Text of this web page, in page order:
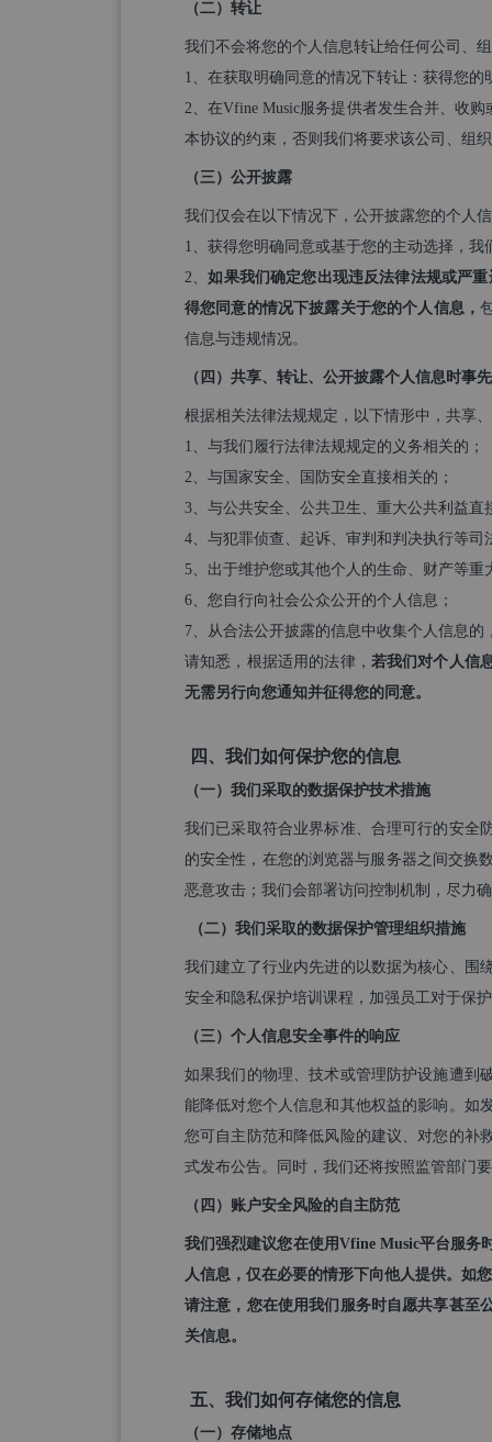
（二）转让
我们不会将您的个人信息转让给任何公司、
1、在获取明确同意的情况下转让：获得您
2、在Vfine Music服务提供者发生合并、收
本协议的约束，否则我们将要求该公司、组
（三）公开披露
我们仅会在以下情况下，公开披露您的个人
1、获得您明确同意或基于您的主动选择，
2、如果我们确定您出现违反法律法规或严
得您同意的情况下披露关于您的个人信息，
信息与违规情况。
（四）共享、转让、公开披露个人信息时事
根据相关法律法规规定，以下情形中，共享
1、与我们履行法律法规规定的义务相关的；
2、与国家安全、国防安全直接相关的；
3、与公共安全、公共卫生、重大公共利益直
4、与犯罪侦查、起诉、审判和判决执行等司
5、出于维护您或其他个人的生命、财产等
6、您自行向社会公众公开的个人信息；
7、从合法公开披露的信息中收集个人信息
请知悉，根据适用的法律， 若我们对个人信
无需另行向您通知并征得您的同意。
四、我们如何保护您的信息
（一）我们采取的数据保护技术措施
我们已采取符合业界标准、合理可行的安全
的安全性，在您的浏览器与服务器之间交换
恶意攻击；我们会部署访问控制机制，尽力
（二）我们采取的数据保护管理组织措施
我们建立了行业内先进的以数据为核心、围
安全和隐私保护培训课程，加强员工对于保
（三）个人信息安全事件的响应
如果我们的物理、技术或管理防护设施遭到
能降低对您个人信息和其他权益的影响。如
您可自主防范和降低风险的建议、对您的补
式发布公告。同时，我们还将按照监管部门
（四）账户安全风险的自主防范
我们强烈建议您在使用Vfine Music平台服务
人信息，仅在必要的情形下向他人提供。如
请注意，您在使用我们服务时自愿共享甚至
关信息。
五、我们如何存储您的信息
（一）存储地点